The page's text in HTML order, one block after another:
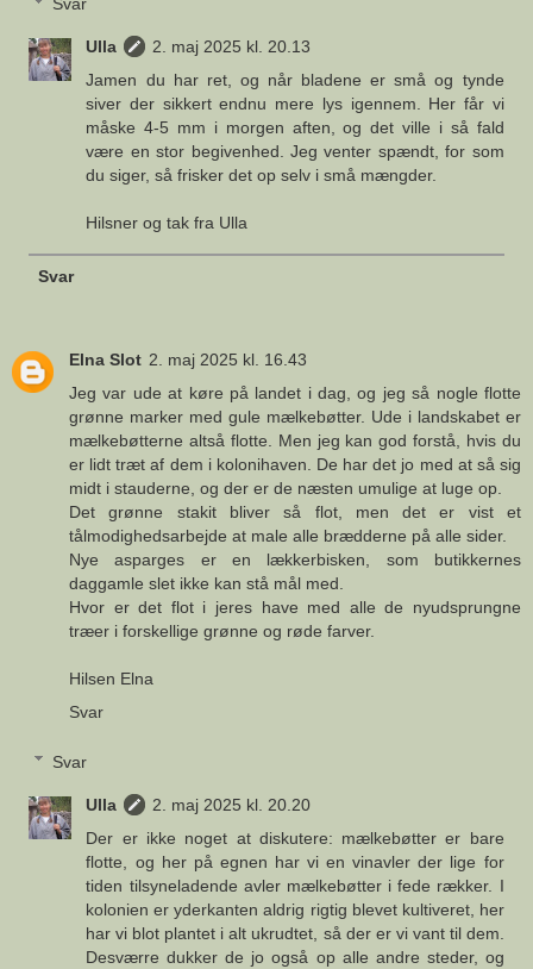
Ulla
2. maj 2025 kl. 20.13
Jamen du har ret, og når bladene er små og tynde
siver der sikkert endnu mere lys igennem. Her får vi
måske 4-5 mm i morgen aften, og det ville i så fald
være en stor begivenhed. Jeg venter spændt, for som
du siger, så frisker det op selv i små mængder.
Hilsner og tak fra Ulla
Svar
Elna Slot 2. maj 2025 kl. 16.43
Jeg var ude at køre på landet i dag, og jeg så nogle flotte
grønne marker med gule mælkebøtter. Ude i landskabet er
mælkebøtterne altså flotte. Men jeg kan god forstå, hvis du
er lidt træt af dem i kolonihaven. De har det jo med at så sig
midt i stauderne, og der er de næsten umulige at luge op.
Det grønne stakit bliver så flot, men det er vist et
tålmodighedsarbejde at male alle brædderne på alle sider.
Nye asparges er en lækkerbisken, som butikkernes
daggamle slet ikke kan stå mål med.
Hvor er det flot i jeres have med alle de nyudsprungne
træer i forskellige grønne og røde farver.
Hilsen Elna
Svar
Svar
Ulla
2. maj 2025 kl. 20.20
Der er ikke noget at diskutere: mælkebøtter er bare
flotte, og her på egnen har vi en vinavler der lige for
tiden tilsyneladende avler mælkebøtter i fede rækker. I
kolonien er yderkanten aldrig rigtig blevet kultiveret, her
har vi blot plantet i alt ukrudtet, så der er vi vant til dem.
Desværre dukker de jo også op alle andre steder, og